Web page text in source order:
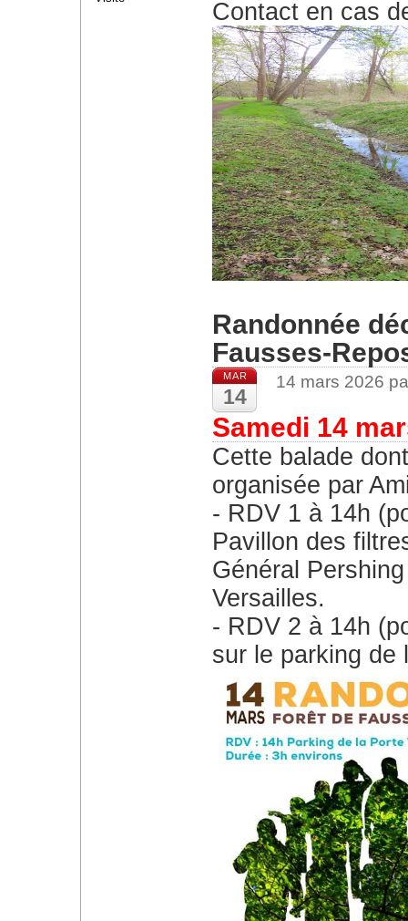
Contact en cas
Randonnée
Fausses-
MAR
14
14 mars 2026
Samedi 14
Cette balade
organisée par
RDV 1 à 14h
Pavillon des
Général
Versailles.
RDV 2 à 14h
sur le parking de